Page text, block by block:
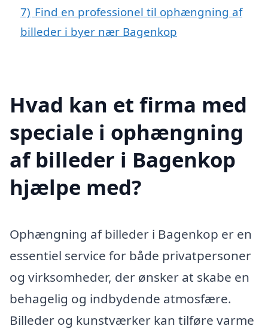
7) Find en professionel til ophængning af
billeder i byer nær Bagenkop
Hvad kan et firma med
speciale i ophængning
af billeder i Bagenkop
hjælpe med?
Ophængning af billeder i Bagenkop er en
essentiel service for både privatpersoner
og virksomheder, der ønsker at skabe en
behagelig og indbydende atmosfære.
Billeder og kunstværker kan tilføre varme